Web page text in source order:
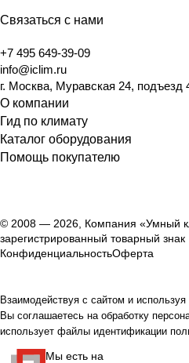
Связаться с нами
+7 495 649-39-09
info@iclim.ru
г. Москва, Муравская 24, подъезд
О компании
Гид по климату
Каталог оборудования
Помощь покупателю
© 2008 — 2026, Компания «Умный
зарегистрированный товарный знак
КонфиденциальностьОферта
Взаимодействуя с сайтом и
Вы соглашаетесь на обработку
использует файлы идентификации
Мы есть на